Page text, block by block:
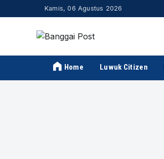
Kamis, 06 Agustus 2026
Home Luwuk Citizen